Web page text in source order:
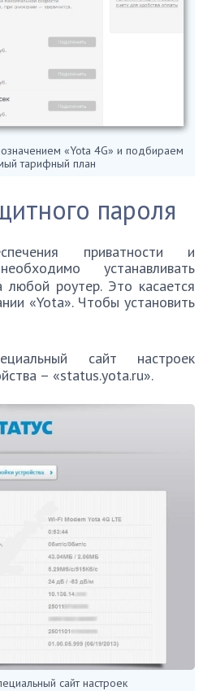
«Yota 4G» и подбираем
тарифный план
пароля
приватности и
устанавливать
любой роутер. Это касается
«Yota». Чтобы установить
сайт настроек
– «status.yota.ru».
сайт настроек